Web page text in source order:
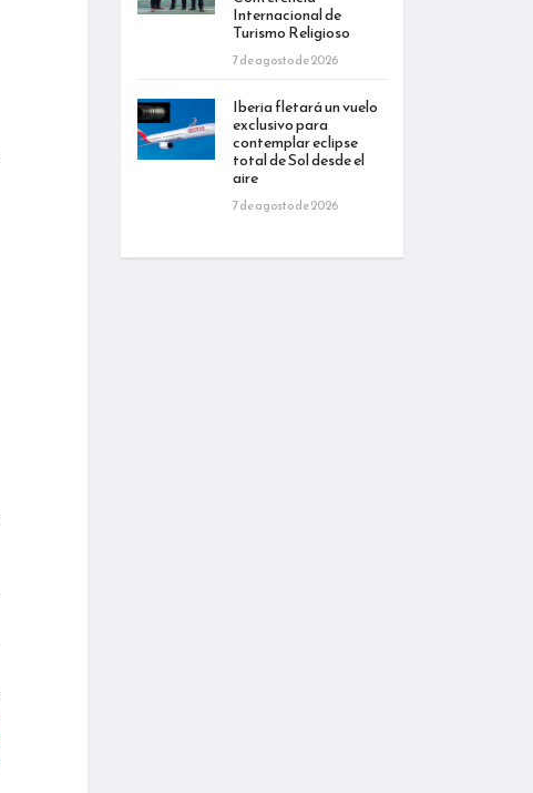
Internacional de
Turismo Religioso
7 de agosto de 2026
Iberia fletará un vuelo
exclusivo para
contemplar eclipse
total de Sol desde el
aire
7 de agosto de 2026